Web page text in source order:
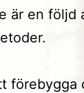
är en följd
förebygga